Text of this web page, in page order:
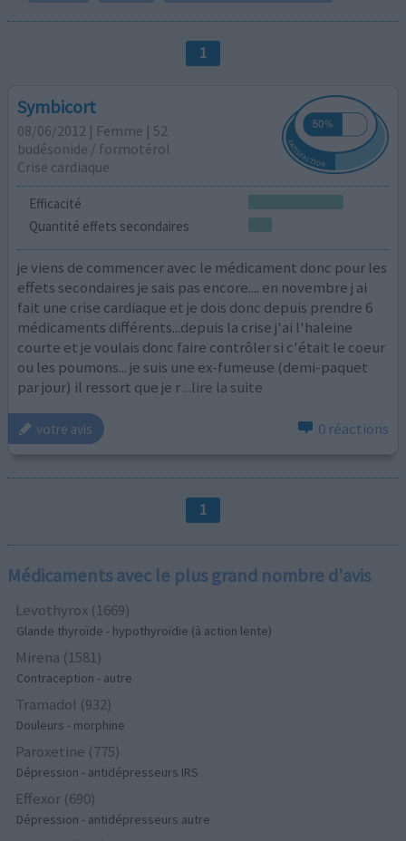
1
Symbicort
08/06/2012 | Femme | 52
budésonide / formotérol
Crise cardiaque
Efficacité
Quantité effets secondaires
je viens de commencer avec le médicament donc pour les
effets secondaires je sais pas encore.... en novembre j ai
fait une crise cardiaque et je dois donc depuis prendre 6
médicaments différents...depuis la crise j'ai l'haleine
courte et je voulais donc faire contrôler si c'était le coeur
ou les poumons... je suis une ex-fumeuse (demi-paquet
par jour) il ressort que je r...lire la suite
votre avis 0 réactions
1
Médicaments avec le plus grand nombre d'avis
Levothyrox (1669)
Glande thyroïde - hypothyroïdie (à action lente)
Mirena (1581)
Contraception - autre
Tramadol (932)
Douleurs - morphine
Paroxetine (775)
Dépression - antidépresseurs IRS
Effexor (690)
Dépression - antidépresseurs autre